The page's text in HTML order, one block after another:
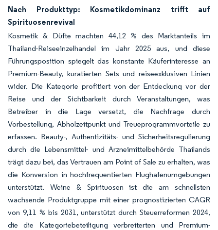
Nach Produkttyp: Kosmetikdominanz trifft auf
Spirituosenrevival
Kosmetik & Düfte machten 44,12 % des Marktanteils im
Thailand-Reiseeinzelhandel im Jahr 2025 aus, und diese
Führungsposition spiegelt das konstante Käuferinteresse an
Premium-Beauty, kuratierten Sets und reiseexklusiven Linien
wider. Die Kategorie profitiert von der Entdeckung vor der
Reise und der Sichtbarkeit durch Veranstaltungen, was
Betreiber in die Lage versetzt, die Nachfrage durch
Vorbestellung, Abholzeitpunkt und Treueprogrammvorteile zu
erfassen. Beauty-, Authentizitäts- und Sicherheitsregulierung
durch die Lebensmittel- und Arzneimittelbehörde Thailands
trägt dazu bei, das Vertrauen am Point of Sale zu erhalten, was
die Konversion in hochfrequentierten Flughafenumgebungen
unterstützt. Weine & Spirituosen ist die am schnellsten
wachsende Produktgruppe mit einer prognostizierten CAGR
von 9,11 % bis 2031, unterstützt durch Steuerreformen 2024,
die die Kategoriebeteiligung verbreiterten und Premium-